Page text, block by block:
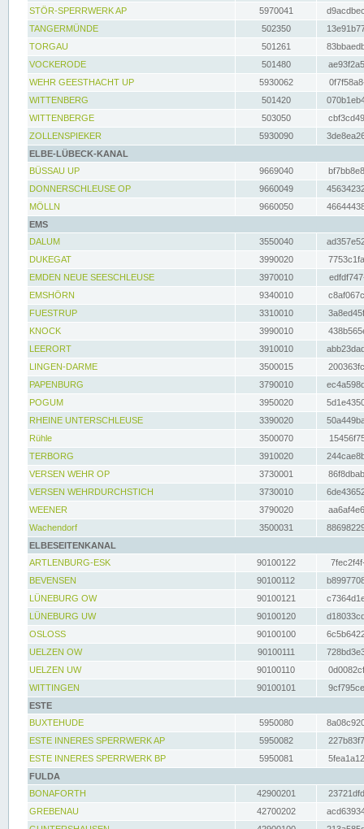
STÖR-SPERRWERK AP 5970041
TANGERMÜNDE
502350
TORGAU
501261
VOCKERODE
501480
WEHR GEESTHACHT UP
5930062
WITTENBERG
501420
WITTENBERGE
503050
ZOLLENSPIEKER
5930090
ELBE-LÜBECK-KANAL
BÜSSAU UP
9669040
DONNERSCHLEUSE OP
9660049
MÖLLN
9660050
EMS
DALUM
3550040
DUKEGAT
3990020
EMDEN NEUE SEESCHLEUSE
3970010
EMSHÖRN
9340010
FUESTRUP
3310010
KNOCK
3990010
LEERORT
3910010
LINGEN-DARME
3500015
PAPENBURG
3790010
POGUM
3950020
RHEINE UNTERSCHLEUSE
3390020
Rühle
3500070
TERBORG
3910020
VERSEN WEHR OP
3730001
VERSEN WEHRDURCHSTICH
3730010
WEENER
3790020
Wachendorf
3500031
ELBESEITENKANAL
ARTLENBURG-ESK
90100122
BEVENSEN
90100112
LÜNEBURG OW
90100121
LÜNEBURG UW
90100120
OSLOSS
90100100
UELZEN OW
90100111
UELZEN UW
90100110
WITTINGEN
90100101
ESTE
BUXTEHUDE
5950080
ESTE INNERES SPERRWERK AP
5950082
ESTE INNERES SPERRWERK BP
5950081
FULDA
BONAFORTH
42900201
GREBENAU
42700202